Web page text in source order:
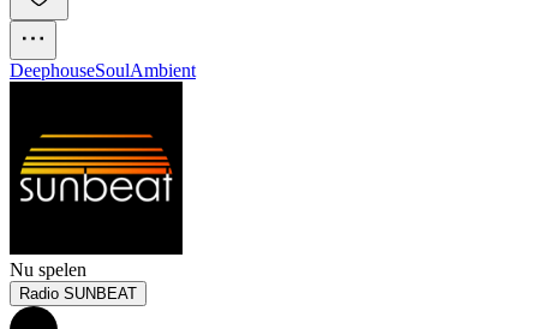
DeephouseSoulAmbient
Nu spelen
Radio SUNBEAT